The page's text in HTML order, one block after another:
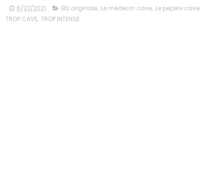
6/22/2021 BD originale, Le médecin cave, Le pepére cave,
TROP CAVE, TROP INTENSE